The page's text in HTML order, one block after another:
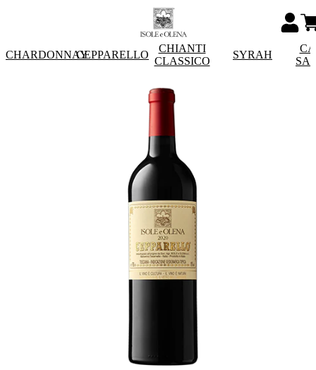
CHARDONNAYCEPPARELLO
CHIANTI
CLASSICO
SYRAH